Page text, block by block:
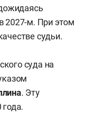
2027-м. При этом
судьи.
суда на
. Эту